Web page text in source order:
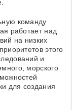
команду
работает над
на низких
этого
и
морского
для создания